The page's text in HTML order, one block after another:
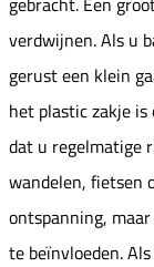
verdwijnen. Als u
gerust een klein
het plastic zakje is
dat u regelmatige
wandelen, fietsen
ontspanning,
te beïnvloeden.